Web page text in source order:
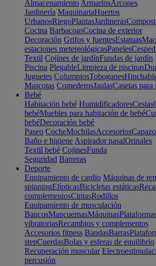
Almacenamiento ArmariosArcones
Jardinería MaquinariaHuertos
UrbanosRiegoPlantasJardineras
Cocina BarbacoasCocina de exterior
Decoración Grifos y fuentesEstatuas
estaciones metereológicasPaneles
Textil Cojines de jardínFundas de jardín
Piscina PlegableLimpieza de piscinas
Juguetes ColumpiosToboganes
Mascotas ComederosJaulasCasetas para
Bebé
Habitación bebé HumidificadoresCestas
bebéMuebles para habitación de bebé
bebéDecoración bebé
Paseo CocheMochilasAccesorios
Baño e higiene Aspirador nasalOrinales
Textil bebé CojinesFunda
Seguridad Barreras
Deporte
Equipamiento de cardio Máquinas de
spinningElípticasBicicletas estáticas
complementosCintasRodillos
Equipamiento de musculación
BancosMancuernasMáquinas
vibratoriasRecambios y complementos
Accesorios fitness BandasBarras
stepCuerdasBolas y esferas de equilibrio
Recuperación muscular
percusión